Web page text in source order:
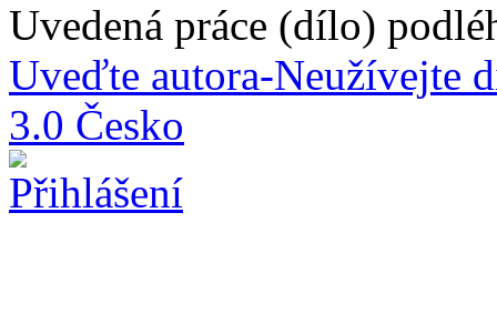
Uvedená práce (dílo)
Uveďte autora-Neužívejte
3.0 Česko